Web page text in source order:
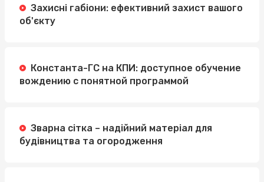
Захисні габіони: ефективний захист вашого
об'єкту
Константа-ГС на КПИ: доступное обучение
вождению с понятной программой
Зварна сітка – надійний матеріал для
будівництва та огородження